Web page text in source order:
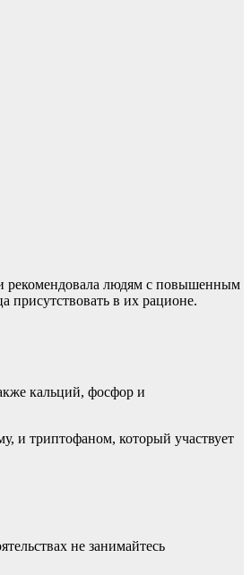
рекомендовала людям с повышенным
присутствовать в их рационе.
кальций, фосфор и
и триптофаном, который участвует
не занимайтесь